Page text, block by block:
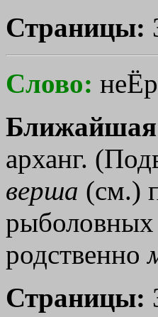
Страницы:
Слово:
Ближайшая
арханг.
верша (см.)
рыболовных
родственно
Страницы: